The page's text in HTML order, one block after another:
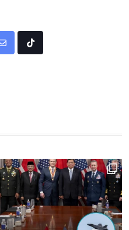
Share
Tiktok